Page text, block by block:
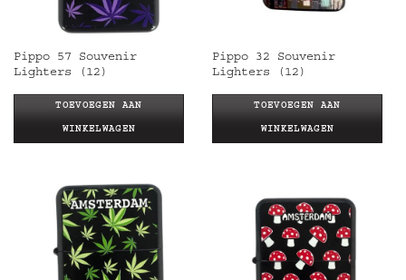
Pippo 57 Souvenir
Lighters (12)
TOEVOEGEN AAN
WINKELWAGEN
Pippo 32 Souvenir
Lighters (12)
TOEVOEGEN AAN
WINKELWAGEN